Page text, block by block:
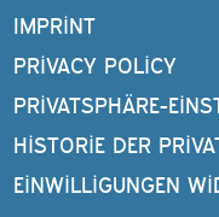
IMPRINT
PRIVACY POLICY
PRIVATSPHÄRE-
HISTORIE DER
EINWILLIGUNGEN